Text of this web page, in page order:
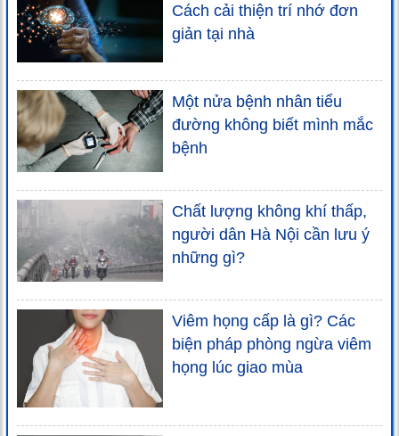
Cách cải thiện trí nhớ đơn
giản tại nhà
Một nửa bệnh nhân tiểu
đường không biết mình mắc
bệnh
Chất lượng không khí thấp,
người dân Hà Nội cần lưu ý
những gì?
Viêm họng cấp là gì? Các
biện pháp phòng ngừa viêm
họng lúc giao mùa